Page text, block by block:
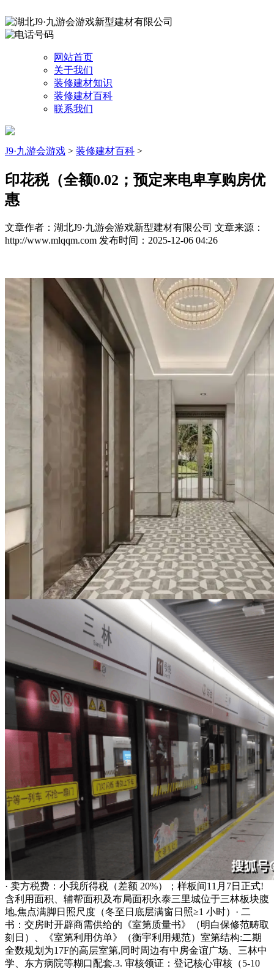
网站首页
关于我们
装修建材知识
装修建材百科
联系我们
J9·九游会游戏 > 装修建材百科 >
印花税（全额0.02；预定来电卑享购房优
惠
文章作者：湖北J9·九游会游戏新型建材有限公司 文章来源：
http://www.mlqqm.com 发布时间：2025-12-06 04:26
· 卖方税费：小我所得税（差额 20%）；样板间11月7日正式!
含利用面积、辅帮面积及布局面积永泰三里城位于三林板块腹
地,焦点满脚日照尺度（冬至日底层满窗日照≥1 小时）· 二
书：交房时开辟商需供给的《室第质量书》（明白保修范畴取
刻日）、《室第利用仿单》（衡宇利用规范）室第结构:二期
全数规划为17F的高层室第,同时周边有中房金谊广场、三林中
学、东方病院等糊口配套.3. 审核领证：登记核心审核（5-10